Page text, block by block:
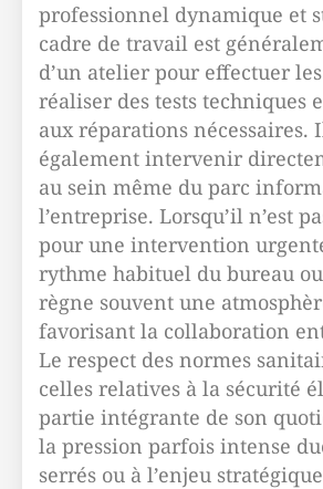
professionnel dynamique et
cadre de travail est
d’un atelier pour effectuer
réaliser des tests techniques
aux réparations nécessaires.
également intervenir
au sein même du parc
l’entreprise. Lorsqu’il n’est
pour une intervention
rythme habituel du bureau
règne souvent une
favorisant la collaboration
Le respect des normes
celles relatives à la sécurité
partie intégrante de son
la pression parfois intense
serrés ou à l’enjeu